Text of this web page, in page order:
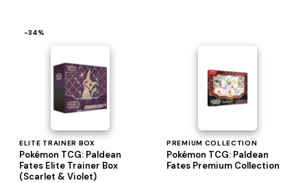
−34%
ELITE TRAINER BOX
Pokémon TCG: Paldean
Fates Elite Trainer Box
(Scarlet & Violet)
PREMIUM COLLECTION
Pokémon TCG: Paldean
Fates Premium Collection